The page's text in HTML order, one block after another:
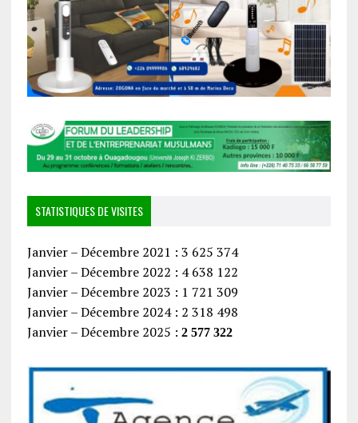
STATISTIQUES DE VISITES
Janvier – Décembre 2021 : 3 625 374
Janvier – Décembre 2022 : 4 638 122
Janvier – Décembre 2023 : 1 721 309
Janvier – Décembre 2024 : 2 318 498
Janvier – Décembre 2025 : 2 577 322